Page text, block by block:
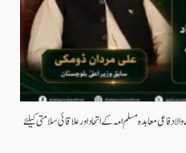
معاہدہ مسلم امہ کے اتحاد اور علاقائی سلامتی کیلئے